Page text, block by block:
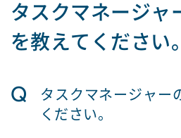
タスクマネージャ
を教えてください。
Q
タスクマネージャー
ください。